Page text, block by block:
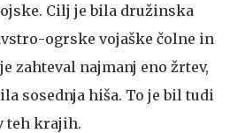
Cilj je bila družinska
ogrske vojaške čolne in
zahteval najmanj eno žrtev,
sosednja hiša. To je bil tudi
teh krajih.